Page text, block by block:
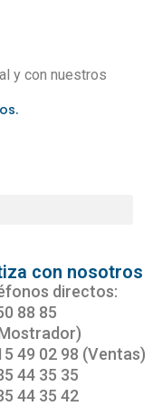
y con nuestros
con nosotros
directos:
88 85
49 02 98 (Ventas)
44 35 35
44 35 42